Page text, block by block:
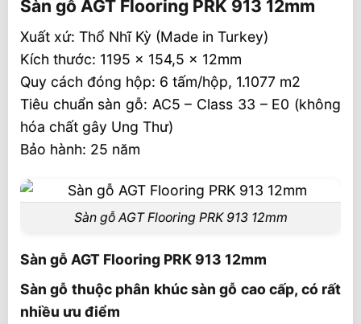
Sàn gỗ AGT Flooring PRK 913 12mm
Sàn gỗ thuộc phân khúc sàn gỗ cao cấp,
có rất nhiều ưu điểm
Sàn gỗ AGT Flooring PRK 913 12mm
Sàn gỗ AGT Flooring PRK 913 12mm
Xuất xứ: Thổ Nhĩ Kỳ (Made in Turkey)
Kích thước: 1195 x 154,5 x 12mm
Quy cách đóng hộp: 6 tấm/hộp, 1.1077 m2
Tiêu chuẩn sàn gỗ: AC5 – Class 33 – E0 (không
hóa chất gây Ung Thư)
Bảo hành: 25 năm
Sàn gỗ AGT Flooring PRK 913 12mm
Sàn gỗ AGT Flooring PRK 913 12mm
Sàn gỗ thuộc phân khúc sàn gỗ cao cấp, có rất
nhiều ưu điểm